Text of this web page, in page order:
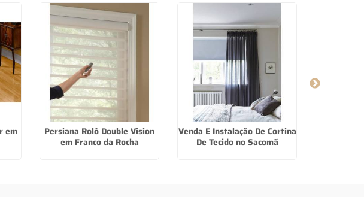
em
Persiana Rolô Double Vision
em Franco da Rocha
Venda E Instalação De Cortina
De Tecido no Sacomã